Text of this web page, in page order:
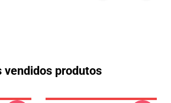
vendidos produtos